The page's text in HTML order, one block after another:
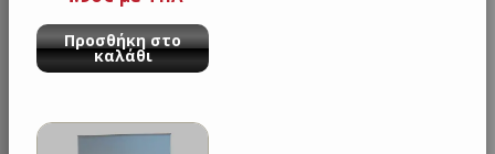
Προσθήκη στο
καλάθι